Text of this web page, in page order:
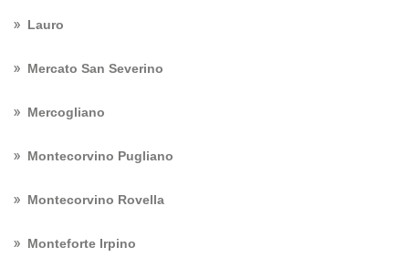
Lauro
Mercato San Severino
Mercogliano
Montecorvino Pugliano
Montecorvino Rovella
Monteforte Irpino